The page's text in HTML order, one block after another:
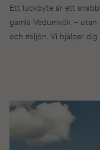
Ett luckbyte är ett
gamla Vedumkök –
och miljön. Vi hjälper